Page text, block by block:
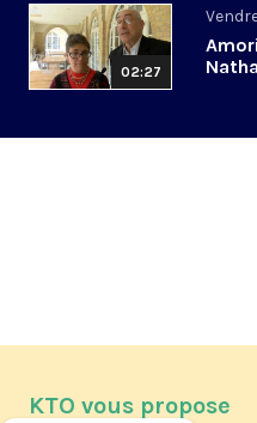
02:27
KTO vous propose